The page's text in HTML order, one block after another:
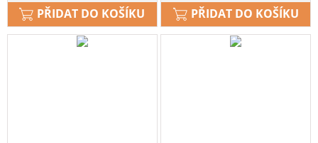
PŘIDAT DO KOŠÍKU PŘIDAT DO KOŠÍKU